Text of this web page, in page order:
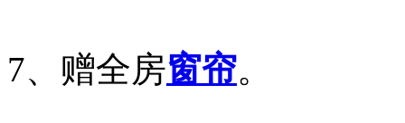
7、赠全房窗帘。